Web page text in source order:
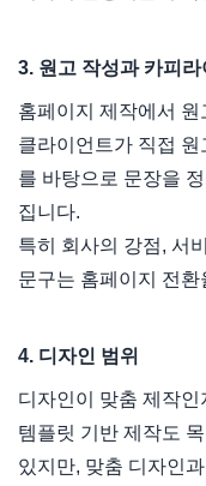
3. 원고 작성과 카피
홈페이지 제작에서
클라이언트가 직접
를 바탕으로 문장을
집니다.
특히 회사의 강점, 서
문구는 홈페이지 전
4. 디자인 범위
디자인이 맞춤 제작
템플릿 기반 제작도
있지만, 맞춤 디자인